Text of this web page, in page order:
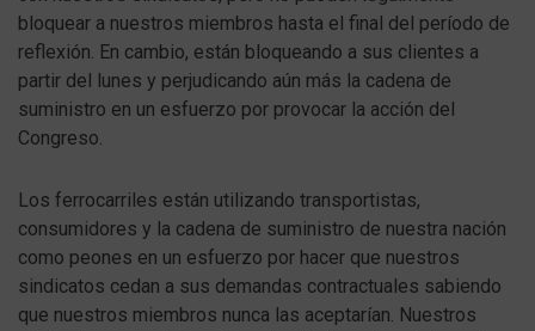
bloquear a nuestros miembros hasta el final del período de
reflexión. En cambio, están bloqueando a sus clientes a
partir del lunes y perjudicando aún más la cadena de
suministro en un esfuerzo por provocar la acción del
Congreso.
Los ferrocarriles están utilizando transportistas,
consumidores y la cadena de suministro de nuestra nación
como peones en un esfuerzo por hacer que nuestros
sindicatos cedan a sus demandas contractuales sabiendo
que nuestros miembros nunca las aceptarían. Nuestros